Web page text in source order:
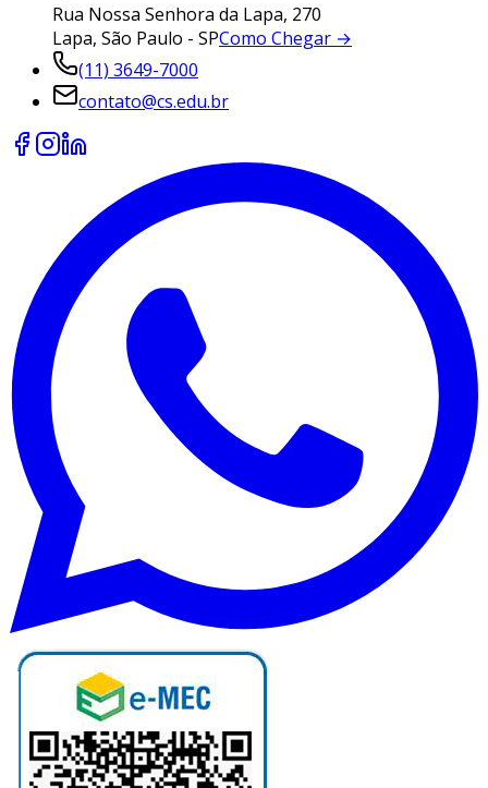
Rua Nossa Senhora da Lapa, 270
Lapa, São Paulo - SPComo Chegar →
(11) 3649-7000
contato@cs.edu.br